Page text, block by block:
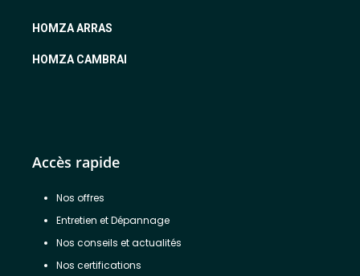
HOMZA ARRAS
HOMZA CAMBRAI
Accès rapide
Nos offres
Entretien et Dépannage
Nos conseils et actualités
Nos certifications